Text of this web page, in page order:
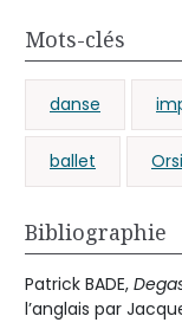
Mots-clés
danse
ballet
Bibliographie
Patrick BADE,
l’anglais par